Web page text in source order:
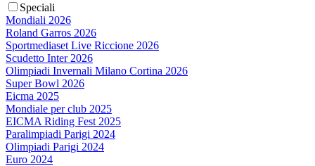
Speciali
Mondiali 2026
Roland Garros 2026
Sportmediaset Live Riccione 2026
Scudetto Inter 2026
Olimpiadi Invernali Milano Cortina 2026
Super Bowl 2026
Eicma 2025
Mondiale per club 2025
EICMA Riding Fest 2025
Paralimpiadi Parigi 2024
Olimpiadi Parigi 2024
Euro 2024